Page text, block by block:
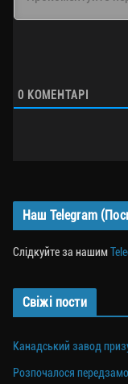
0 КОМЕНТАРІ
Наш Telegram
Слідкуйте за нашим
Свіжі пости
Канадський завод
Розпочалося